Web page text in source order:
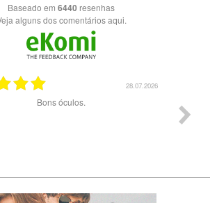
Baseado em 6440 resenhas
Veja alguns dos comentários aqui.
28.07.2026
Bons óculos.